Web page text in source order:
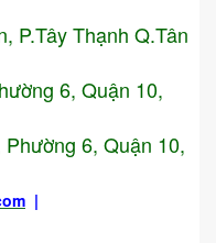
P.Tây Thạnh Q.Tân
6, Quận 10,
6, Quận 10,
|